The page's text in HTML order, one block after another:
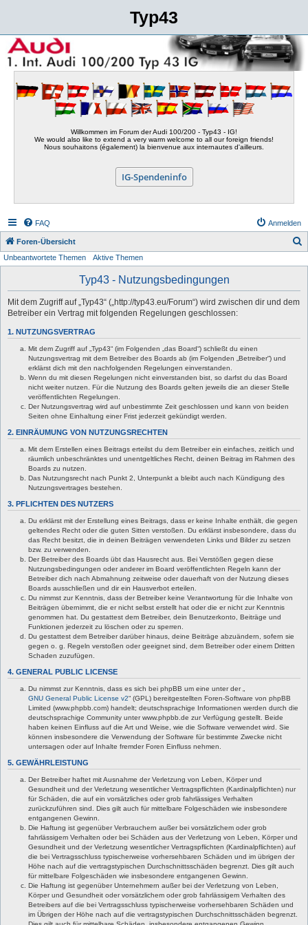
Typ43
Willkommen im Forum der Audi 100/200 - Typ43 - IG!
We would also like to extend a very warm welcome to all our foreign friends!
Nous souhaitons (également) la bienvenue aux internautes d'ailleurs.
IG-Spendeninfo
FAQ Anmelden
Foren-Übersicht
Unbeantwortete Themen Aktive Themen
Typ43 - Nutzungsbedingungen
Mit dem Zugriff auf „Typ43“ („http://typ43.eu/Forum“) wird zwischen dir und dem
Betreiber ein Vertrag mit folgenden Regelungen geschlossen:
1. NUTZUNGSVERTRAG
Mit dem Zugriff auf „Typ43“ (im Folgenden „das Board“) schließt du einen
Nutzungsvertrag mit dem Betreiber des Boards ab (im Folgenden „Betreiber“) und
erklärst dich mit den nachfolgenden Regelungen einverstanden.
Wenn du mit diesen Regelungen nicht einverstanden bist, so darfst du das Board
nicht weiter nutzen. Für die Nutzung des Boards gelten jeweils die an dieser Stelle
veröffentlichten Regelungen.
Der Nutzungsvertrag wird auf unbestimmte Zeit geschlossen und kann von beiden
Seiten ohne Einhaltung einer Frist jederzeit gekündigt werden.
2. EINRÄUMUNG VON NUTZUNGSRECHTEN
Mit dem Erstellen eines Beitrags erteilst du dem Betreiber ein einfaches, zeitlich und
räumlich unbeschränktes und unentgeltliches Recht, deinen Beitrag im Rahmen des
Boards zu nutzen.
Das Nutzungsrecht nach Punkt 2, Unterpunkt a bleibt auch nach Kündigung des
Nutzungsvertrages bestehen.
3. PFLICHTEN DES NUTZERS
Du erklärst mit der Erstellung eines Beitrags, dass er keine Inhalte enthält, die gegen
geltendes Recht oder die guten Sitten verstoßen. Du erklärst insbesondere, dass du
das Recht besitzt, die in deinen Beiträgen verwendeten Links und Bilder zu setzen
bzw. zu verwenden.
Der Betreiber des Boards übt das Hausrecht aus. Bei Verstößen gegen diese
Nutzungsbedingungen oder anderer im Board veröffentlichten Regeln kann der
Betreiber dich nach Abmahnung zeitweise oder dauerhaft von der Nutzung dieses
Boards ausschließen und dir ein Hausverbot erteilen.
Du nimmst zur Kenntnis, dass der Betreiber keine Verantwortung für die Inhalte von
Beiträgen übernimmt, die er nicht selbst erstellt hat oder die er nicht zur Kenntnis
genommen hat. Du gestattest dem Betreiber, dein Benutzerkonto, Beiträge und
Funktionen jederzeit zu löschen oder zu sperren.
Du gestattest dem Betreiber darüber hinaus, deine Beiträge abzuändern, sofern sie
gegen o. g. Regeln verstoßen oder geeignet sind, dem Betreiber oder einem Dritten
Schaden zuzufügen.
4. GENERAL PUBLIC LICENSE
Du nimmst zur Kenntnis, dass es sich bei phpBB um eine unter der „
GNU General Public License v2“ (GPL) bereitgestellten Foren-Software von phpBB
Limited (www.phpbb.com) handelt; deutschsprachige Informationen werden durch die
deutschsprachige Community unter www.phpbb.de zur Verfügung gestellt. Beide
haben keinen Einfluss auf die Art und Weise, wie die Software verwendet wird. Sie
können insbesondere die Verwendung der Software für bestimmte Zwecke nicht
untersagen oder auf Inhalte fremder Foren Einfluss nehmen.
5. GEWÄHRLEISTUNG
Der Betreiber haftet mit Ausnahme der Verletzung von Leben, Körper und
Gesundheit und der Verletzung wesentlicher Vertragspflichten (Kardinalpflichten) nur
für Schäden, die auf ein vorsätzliches oder grob fahrlässiges Verhalten
zurückzuführen sind. Dies gilt auch für mittelbare Folgeschäden wie insbesondere
entgangenen Gewinn.
Die Haftung ist gegenüber Verbrauchern außer bei vorsätzlichem oder grob
fahrlässigem Verhalten oder bei Schäden aus der Verletzung von Leben, Körper und
Gesundheit und der Verletzung wesentlicher Vertragspflichten (Kardinalpflichten) auf
die bei Vertragsschluss typischerweise vorhersehbaren Schäden und im übrigen der
Höhe nach auf die vertragstypischen Durchschnittsschäden begrenzt. Dies gilt auch
für mittelbare Folgeschäden wie insbesondere entgangenen Gewinn.
Die Haftung ist gegenüber Unternehmern außer bei der Verletzung von Leben,
Körper und Gesundheit oder vorsätzlichem oder grob fahrlässigem Verhalten des
Betreibers auf die bei Vertragsschluss typischerweise vorhersehbaren Schäden und
im Übrigen der Höhe nach auf die vertragstypischen Durchschnittsschäden begrenzt.